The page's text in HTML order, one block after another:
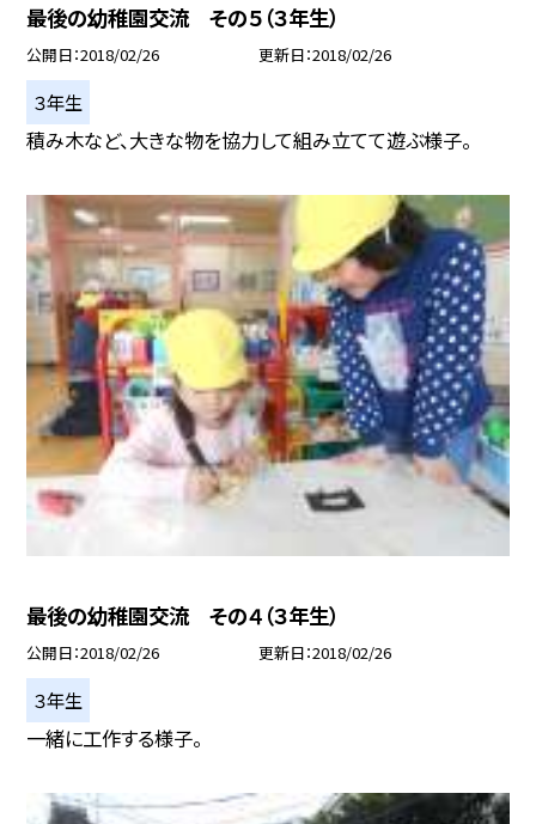
最後の幼稚園交流 その５（３年生）
公開日 2018/02/26 更新日 2018/02/26
３年生
積み木など、大きな物を協力して組み立てて遊ぶ様子。
最後の幼稚園交流 その４（３年生）
公開日 2018/02/26 更新日 2018/02/26
３年生
一緒に工作する様子。